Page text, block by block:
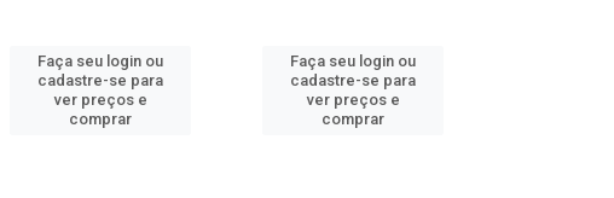
Faça seu login ou
cadastre-se para
ver preços e
comprar
Faça seu login ou
cadastre-se para
ver preços e
comprar